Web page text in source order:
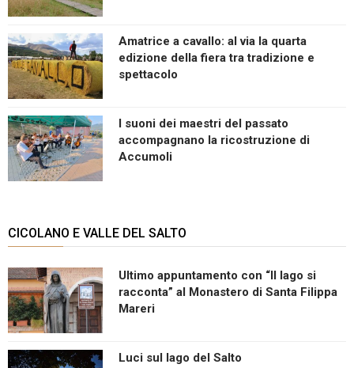
Amatrice a cavallo: al via la quarta
edizione della fiera tra tradizione e
spettacolo
I suoni dei maestri del passato
accompagnano la ricostruzione di
Accumoli
CICOLANO E VALLE DEL SALTO
Ultimo appuntamento con “Il lago si
racconta” al Monastero di Santa Filippa
Mareri
Luci sul lago del Salto